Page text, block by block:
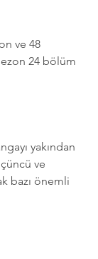
24 bölüm
yakından
ve
bazı önemli